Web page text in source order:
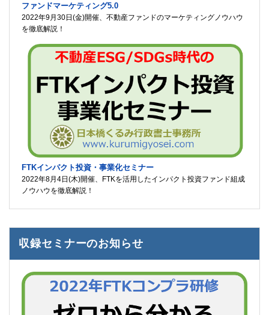
ファンドマーケティング5.0
2022年9月30日(金)開催、不動産ファンドのマーケティングノウハウ
を徹底解説！
FTKインパクト投資・事業化セミナー
2022年8月4日(木)開催、FTKを活用したインパクト投資ファンド組成
ノウハウを徹底解説！
収録セミナーのお知らせ